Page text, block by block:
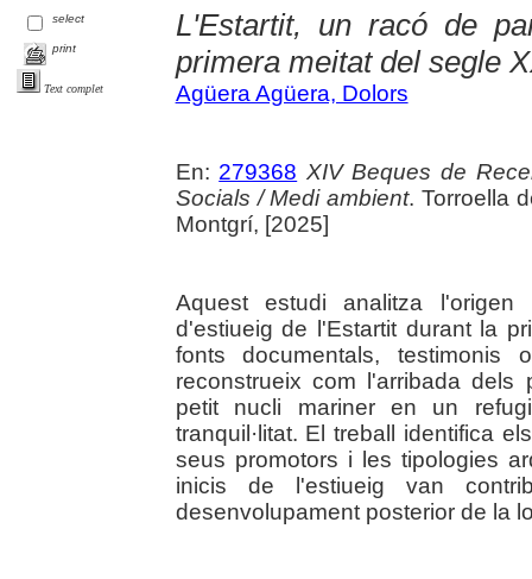
select
print
Text complet
L'Estartit, un racó de
primera meitat del segle
Agüera Agüera, Dolors
En: 279368 XIV Beques de
Socials / Medi ambient. Torroella
Montgrí, [2025]
Aquest estudi analitza
d'estiueig de l'Estartit durant la
fonts documentals,
reconstrueix com l'arribada dels
petit nucli mariner en un
tranquil·litat. El treball identifica
seus promotors i les tipologies
inicis de l'estiueig van
desenvolupament posterior de la